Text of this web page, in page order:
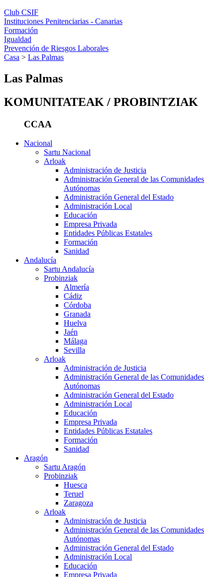
Club CSIF
Instituciones Penitenciarias - Canarias
Formación
Igualdad
Prevención de Riesgos Laborales
Casa > Las Palmas
Las Palmas
KOMUNITATEAK / PROBINTZIAK
CCAA
Nacional
Sartu Nacional
Arloak
Administración de Justicia
Administración General de las Comunidades
Autónomas
Administración General del Estado
Administración Local
Educación
Empresa Privada
Entidades Públicas Estatales
Formación
Sanidad
Andalucía
Sartu Andalucía
Probinziak
Almería
Cádiz
Córdoba
Granada
Huelva
Jaén
Málaga
Sevilla
Arloak
Administración de Justicia
Administración General de las Comunidades
Autónomas
Administración General del Estado
Administración Local
Educación
Empresa Privada
Entidades Públicas Estatales
Formación
Sanidad
Aragón
Sartu Aragón
Probinziak
Huesca
Teruel
Zaragoza
Arloak
Administración de Justicia
Administración General de las Comunidades
Autónomas
Administración General del Estado
Administración Local
Educación
Empresa Privada